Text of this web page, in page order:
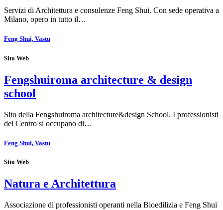
Servizi di Architettura e consulenze Feng Shui. Con sede operativa a
Milano, opero in tutto il…
Feng Shui, Vastu
Sito Web
Fengshuiroma architecture & design
school
Sito della Fengshuiroma architecture&design School. I professionisti
del Centro si occupano di…
Feng Shui, Vastu
Sito Web
Natura e Architettura
Associazione di professionisti operanti nella Bioedilizia e Feng Shui